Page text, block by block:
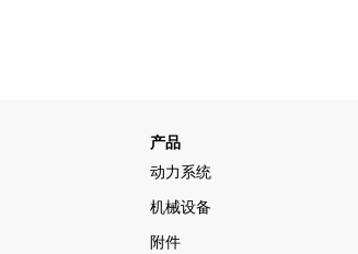
产品
动力系统
机械设备
附件